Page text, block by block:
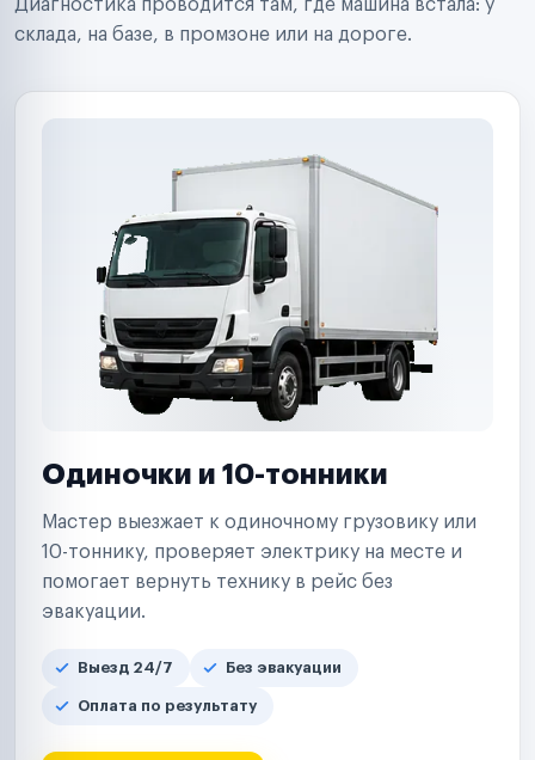
Управляющие компании
Страховые компании
Диагностика проводится там, где машина встала: у
склада, на базе, в промзоне или на дороге.
Одиночки и 10-тонники
Мастер выезжает к одиночному грузовику или
10-тоннику, проверяет электрику на месте и
помогает вернуть технику в рейс без
эвакуации.
Выезд 24/7 Без эвакуации
Оплата по результату